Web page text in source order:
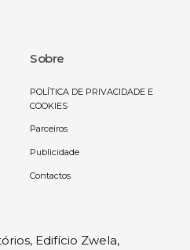
Sobre
POLÍTICA DE PRIVACIDADE E
COOKIES
Parceiros
Publicidade
Contactos
Edifício Zwela,